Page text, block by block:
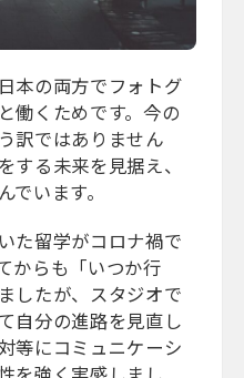
本の両方でフォトグ
働くためです。今の
訳ではありません
する未来を見据え、
います。
た留学がコロナ禍で
からも「いつか行
したが、スタジオで
自分の進路を見直し
等にコミュニケーシ